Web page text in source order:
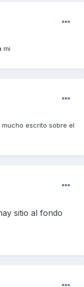
mi
escrito sobre el
sitio al fondo